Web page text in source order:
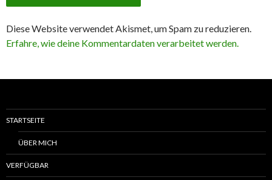
Diese Website verwendet Akismet, um Spam zu reduzieren.
Erfahre, wie deine Kommentardaten verarbeitet werden.
STARTSEITE
ÜBER MICH
VERFÜGBAR